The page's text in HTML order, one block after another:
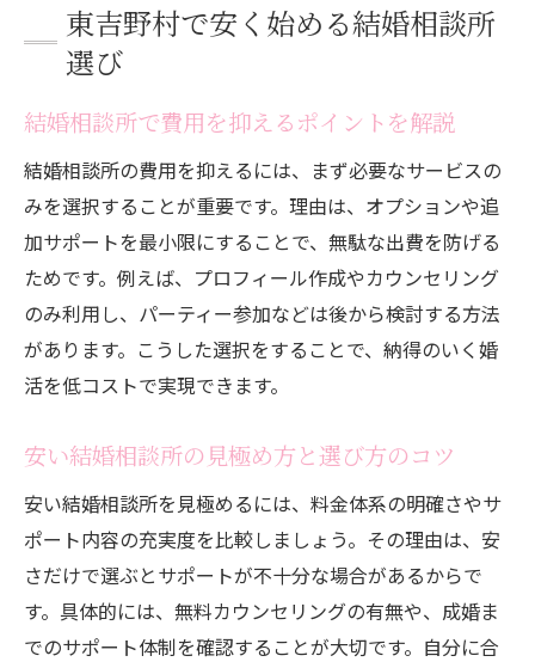
地元で安く利用できる結婚相談所の特徴と
は
結婚相談所選びで失敗しないためのチェッ
結婚相談所の費用を抑える賢い方法
結婚相談所の料金を安く抑える実践テクニ
ック
お得な結婚相談所サービスの活用法を紹介
費用を抑えた結婚相談所選びの注意点と対
策
用しよう
結婚相談所の費用内訳を理解して無駄を省
く方法
初期費用を抑える結婚相談所の選び方ガイ
ド
信頼できる相談所を探すポイントとは
東吉野村で安く始める結婚相談所
選び
結婚相談所で費用を抑えるポイントを解説
結婚相談所の費用を抑えるには、まず必要なサービスの
みを選択することが重要です。理由は、オプションや追
加サポートを最小限にすることで、無駄な出費を防げる
ためです。例えば、プロフィール作成やカウンセリング
のみ利用し、パーティー参加などは後から検討する方法
があります。こうした選択をすることで、納得のいく婚
活を低コストで実現できます。
安い結婚相談所の見極め方と選び方のコツ
安い結婚相談所を見極めるには、料金体系の明確さやサ
ポート内容の充実度を比較しましょう。その理由は、安
さだけで選ぶとサポートが不十分な場合があるからで
す。具体的には、無料カウンセリングの有無や、成婚ま
でのサポート体制を確認することが大切です。自分に合